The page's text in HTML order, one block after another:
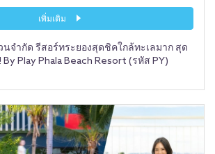
เพิ่มเติม
นจำกัด รีสอร์ทระยองสุดชิคใกล้ทะเลมาก สุด
Play Phala Beach Resort (รหัส PY)